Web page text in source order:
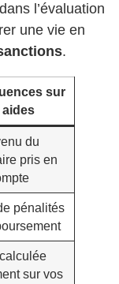
l’évaluation
une vie en
.
sur
aides
du
pris en
pénalités
sur vos